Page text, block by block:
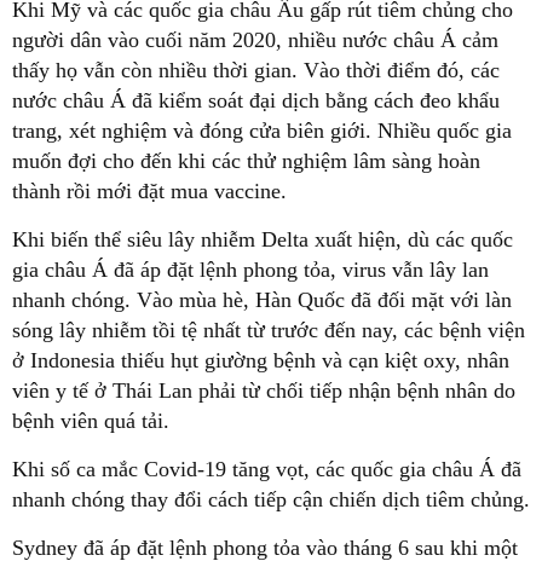
Khi Mỹ và các quốc gia châu Âu gấp rút tiêm chủng cho
người dân vào cuối năm 2020, nhiều nước châu Á cảm
thấy họ vẫn còn nhiều thời gian. Vào thời điểm đó, các
nước châu Á đã kiểm soát đại dịch bằng cách đeo khẩu
trang, xét nghiệm và đóng cửa biên giới. Nhiều quốc gia
muốn đợi cho đến khi các thử nghiệm lâm sàng hoàn
thành rồi mới đặt mua vaccine.
Khi biến thể siêu lây nhiễm Delta xuất hiện, dù các quốc
gia châu Á đã áp đặt lệnh phong tỏa, virus vẫn lây lan
nhanh chóng. Vào mùa hè, Hàn Quốc đã đối mặt với làn
sóng lây nhiễm tồi tệ nhất từ trước đến nay, các bệnh viện
ở Indonesia thiếu hụt giường bệnh và cạn kiệt oxy, nhân
viên y tế ở Thái Lan phải từ chối tiếp nhận bệnh nhân do
bệnh viên quá tải.
Khi số ca mắc Covid-19 tăng vọt, các quốc gia châu Á đã
nhanh chóng thay đổi cách tiếp cận chiến dịch tiêm chủng.
Sydney đã áp đặt lệnh phong tỏa vào tháng 6 sau khi một